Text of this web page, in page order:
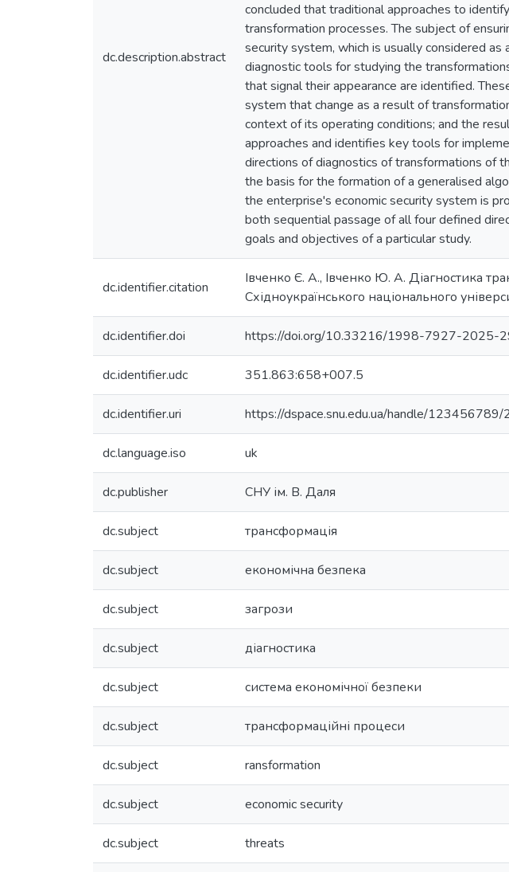
dc.description.abstract
concluded that traditional approaches to
transformation processes. The subject of
security system, which is usually considered
diagnostic tools for studying the
that signal their appearance are identified.
system that change as a result of
context of its operating conditions; and the
approaches and identifies key tools for
directions of diagnostics of transformations of
the basis for the formation of a generalised
the enterprise's economic security system is
both sequential passage of all four defined
goals and objectives of a particular study.
dc.identifier.citation
Івченко Є. А., Івченко Ю. А. Діагностика
Східноукраїнського національного
dc.identifier.doi https://doi.org/10.33216/1998-7927-2025-
dc.identifier.udc 351.863:658+007.5
dc.identifier.uri https://dspace.snu.edu.ua/handle/123456789/
dc.language.iso uk
dc.publisher СНУ ім. В. Даля
dc.subject трансформація
dc.subject економічна безпека
dc.subject загрози
dc.subject діагностика
dc.subject система економічної безпеки
dc.subject трансформаційні процеси
dc.subject ransformation
dc.subject economic security
dc.subject threats